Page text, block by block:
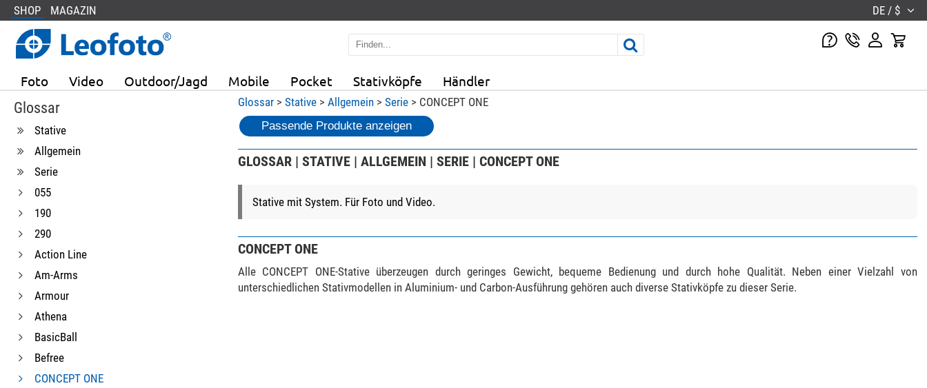
SHOP MAGAZIN DE / $
Foto Video Outdoor/Jagd Mobile Pocket Stativköpfe Händler
Glossar
Stative
Allgemein
Serie
055
190
290
Action Line
Am-Arms
Armour
Athena
BasicBall
Befree
CONCEPT ONE
Glossar> Stative> Allgemein> Serie> CONCEPT ONE
Passende Produkte anzeigen
GLOSSAR | STATIVE | ALLGEMEIN | SERIE | CONCEPT ONE
Stative mit System. Für Foto und Video.
CONCEPT ONE
Alle CONCEPT ONE-Stative überzeugen durch geringes Gewicht, bequeme Bedienung und durch hohe Qualität. Neben einer Vielzahl von
unterschiedlichen Stativmodellen in Aluminium- und Carbon-Ausführung gehören auch diverse Stativköpfe zu dieser Serie.